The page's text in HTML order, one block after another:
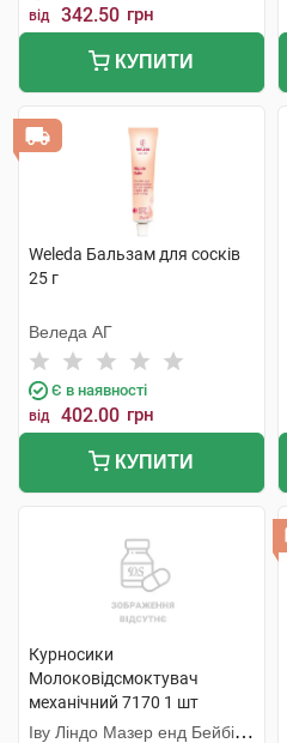
від 342.50 грн
КУПИТИ
Weleda Бальзам для сосків
25 г
Веледа АГ
Є в наявності
від 402.00 грн
КУПИТИ
Курносики
Молоковідсмоктувач
механічний 7170 1 шт
Іву Ліндо Мазер енд Бейбі